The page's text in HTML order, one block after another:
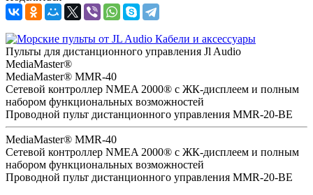
Пульты для дистанционного управления Jl Audio
MediaMaster®
MediaMaster® ММR-40
Сетевой контроллер NMEA 2000® с ЖК-дисплеем и полным
набором функциональных возможностей
Проводной пульт дистанционного управления ММR-20-BE
MediaMaster® ММR-40
Сетевой контроллер NMEA 2000® с ЖК-дисплеем и полным
набором функциональных возможностей
Проводной пульт дистанционного управления ММR-20-BE